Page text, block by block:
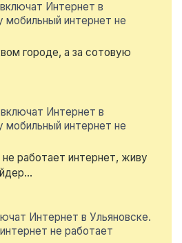
Интернет в
мобильный интернет не
городе, а за сотовую
включат Интернет в
мобильный интернет не
работает интернет, живу
Интернет в Ульяновске.
не работает